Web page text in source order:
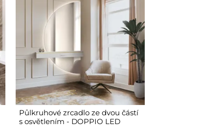
Půlkruhové zrcadlo ze dvou částí
s osvětlením - DOPPIO LED